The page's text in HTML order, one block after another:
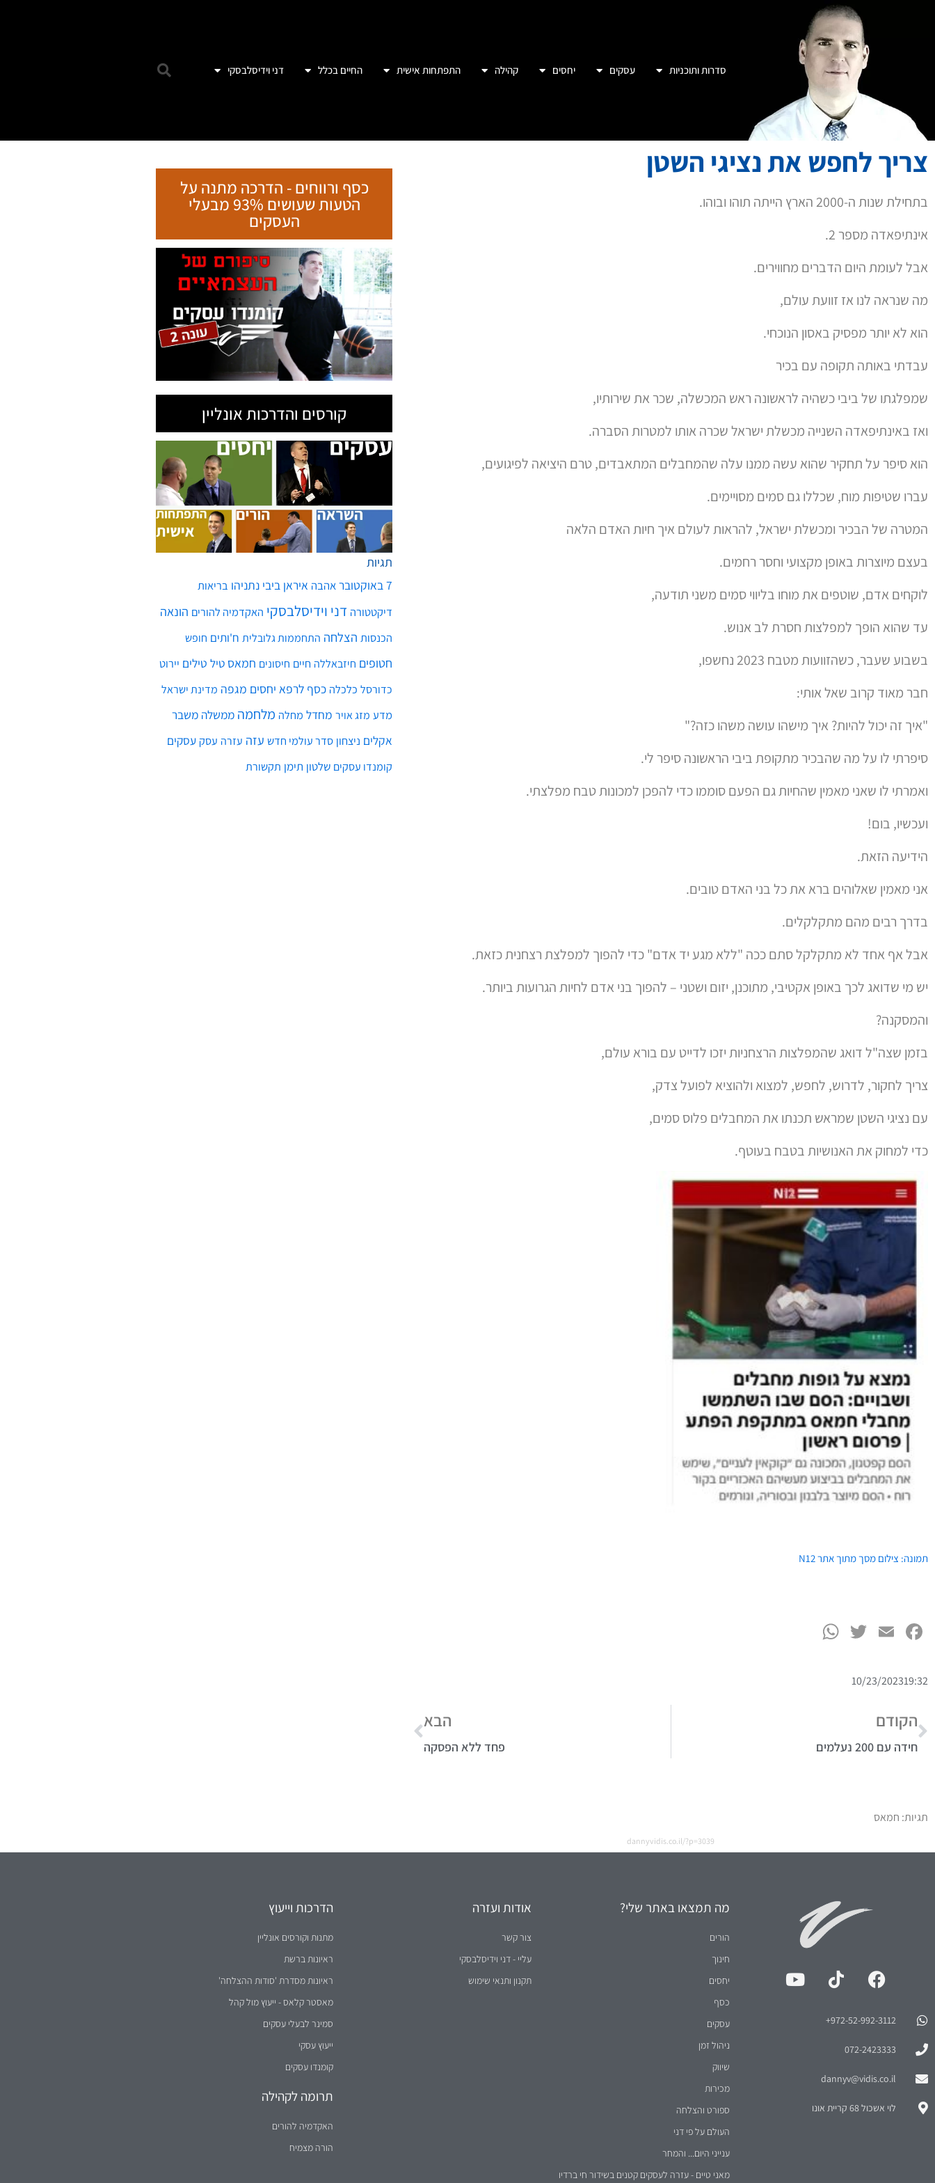
סדרות ותוכניות עסקים יחסים קהילה התפתחות אישית החיים בכלל דני וידיסלבסקי
צריך לחפש את נציגי השטן
בתחילת שנות ה-2000 הארץ הייתה תוהו ובוהו.
אינתיפאדה מספר 2.
אבל לעומת היום הדברים מחווירים.
מה שנראה לנו אז זוועת עולם,
הוא לא יותר מפסיק באסון הנוכחי.
עבדתי באותה תקופה עם בכיר
שמפלגתו של ביבי כשהיה לראשונה ראש המכשלה, שכר את שירותיו,
ואז באינתיפאדה השנייה מכשלת ישראל שכרה אותו למטרות הסברה.
הוא סיפר על תחקיר שהוא עשה ממנו עלה שהמחבלים המתאבדים, טרם היציאה לפיגועים,
עברו שטיפות מוח, שכללו גם סמים מסויימים.
המטרה של הבכיר ומכשלת ישראל, להראות לעולם איך חיות האדם הלאה
בעצם מיוצרות באופן מקצועי וחסר רחמים.
לוקחים אדם, שוטפים את מוחו בליווי סמים משני תודעה,
עד שהוא הופך למפלצות חסרת לב אנוש.
בשבוע שעבר, כשהזוועות מטבח 2023 נחשפו,
חבר מאוד קרוב שאל אותי:
"איך זה יכול להיות? איך מישהו עושה משהו כזה?"
סיפרתי לו על מה שהבכיר מתקופת ביבי הראשונה סיפר לי.
ואמרתי לו שאני מאמין שהחיות גם הפעם סוממו כדי להפכן למכונות טבח מפלצתי.
ועכשיו, בום!
הידיעה הזאת.
אני מאמין שאלוהים ברא את כל בני האדם טובים.
בדרך רבים מהם מתקלקלים.
אבל אף אחד לא מתקלקל סתם ככה "ללא מגע יד אדם" כדי להפוך למפלצת רצחנית כזאת.
יש מי שדואג לכך באופן אקטיבי, מתוכנן, יזום ושטני – להפוך בני אדם לחיות הגרועות ביותר.
והמסקנה?
בזמן שצה"ל דואג שהמפלצות הרצחניות יזכו לדייט עם בורא עולם,
צריך לחקור, לדרוש, לחפש, למצוא ולהוציא לפועל צדק,
עם נציגי השטן שמראש תכנתו את המחבלים פלוס סמים,
כדי למחוק את האנושיות בטבח בעוטף.
תמונה: צילום מסך מתוך אתר N12
Facebook
Email
Twitter
19:32
10/23/2023
הקודם
חידה עם 200 נעלמים
הבא
פחד ללא הפסקה
תגיות: חמאס
dannyvidis.co.il/?p=3039
כסף ורווחים - הדרכה מתנה על
הטעות שעושים 93% מבעלי
העסקים
קורסים והדרכות אונליין
תגיות
7 באוקטובר
אהבה איראן ביבי נתניהו בריאות
דיקטטורה דני וידיסלבסקי האקדמיה להורים הונאה
הכנסות הצלחה התחממות גלובלית ח'ותים חופש
חטופים חיזבאללה חיים חיסונים חמאס טיל טילים יירוט
כדורסל כלכלה כסף לרפא יחסים מגפה מדינת ישראל
מדע מזג אויר מחדל מחלה מלחמה ממשלה משבר
אקלים ניצחון סדר עולמי חדש עזה עזרה עסק עסקים
קומנדו עסקים שלטון תימן תקשורת
972-52-992-3112⁩+
072-2423333
dannyv@vidis.co.il
לוי אשכול 68 קריית אונו
מה תמצאו באתר שלי?
הורים
חינוך
יחסים
כסף
עסקים
ניהול זמן
שיווק
מכירות
ספורט והצלחה
העולם על פי דני
ענייני היום... והמחר
מאני טיים - עזרה לעסקים קטנים בשידור חי ברדיו
אודות ועזרה
צור קשר
עליי - דני וידיסלבסקי
תקנון ותנאי שימוש
הדרכות וייעוץ
מתנות וקורסים אונליין
ראיונות ברשת
ראיונות מסדרת 'סודות ההצלחה'
מאסטר קלאס - ייעוץ מול קהל
סמינר לבעלי עסקים
ייעוץ עסקי
קומנדו עסקים
תרומה לקהילה
האקדמיה להורים
הורה מצמיח
Email